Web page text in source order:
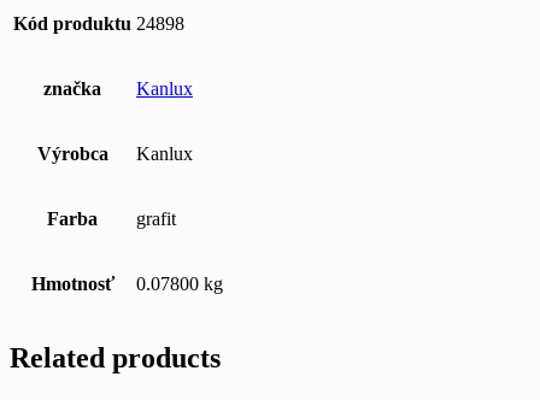
Kód produktu 24898
značka Kanlux
Výrobca Kanlux
Farba grafit
Hmotnosť 0.07800 kg
Related products